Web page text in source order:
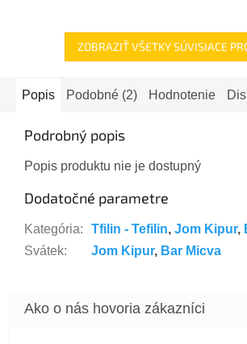
ZOBRAZIŤ VŠETKY SÚVISIACE
Popis Podobné (2) Hodnotenie
Podrobný popis
Popis produktu nie je dostupný
Dodatočné parametre
Kategória: Tfilin - Tefilin, Jom Kipur,
Svátek: Jom Kipur, Bar Micva